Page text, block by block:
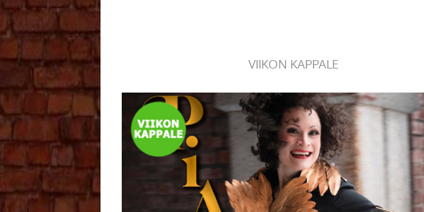
VIIKON KAPPALE